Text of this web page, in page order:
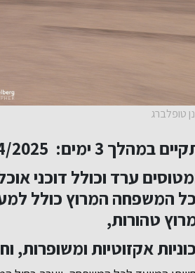
טופלברג
3 ימים: 15-17/04/2025.
ערד וכולל דוכני
המשפחה
טהורות,
אקזוטיות ומשופרות,